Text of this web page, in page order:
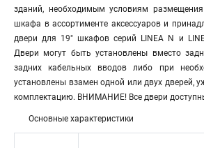
зданий, необходимым условиям
шкафа в ассортименте аксессуаров и
двери для 19" шкафов серий LINEA N и
Двери могут быть установлены вместо
задних кабельных вводов либо при
установлены взамен одной или двух дверей,
комплектацию. ВНИМАНИЕ! Все двери
Основные характеристики